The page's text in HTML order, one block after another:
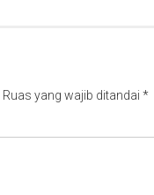
Ruas yang wajib ditandai *